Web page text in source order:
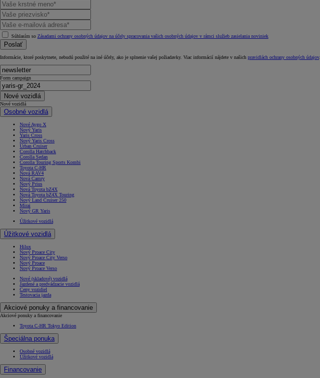
Od16 690 €
Súhlasím so Zásadami ochrany osobných údajov na účely spracovania vašich osobných údajov v rámci služieb zasielania noviniek
Poslať
Informácie, ktoré poskytnete, nebudú použité na iné účely, ako je splnenie vašej požiadavky. Viac informácií nájdete v našich pravidlách ochrany osobných údajov.
Form campaign
Nové vozidlá
Nové vozidlá
Osobné vozidlá
Nové Aygo X
Nový Yaris
Yaris Cross
Nový Yaris Cross
Urban Cruiser
Corolla Hatchback
Corolla Sedan
Corolla Touring Sports Kombi
Toyota C-HR
Nová RAV4
Nová Camry
Nový Prius
Nová Toyota bZ4X
Nová Toyota bZ4X Touring
Nový Land Cruiser 250
Mirai
Nový GR Yaris
Úžitkové vozidlá
Úžitkové vozidlá
Hilux
Nový Proace City
Nový Proace City Verso
Nový Proace
Nový Proace Verso
Nové (skladové) vozidlá
Jazdené a predvádzacie vozidlá
Ceny vozidiel
Testovacia jazda
Akciové ponuky a financovanie
Akciové ponuky a financovanie
Toyota C-HR Tokyo Edition
Špeciálna ponuka
Osobné vozidlá
Úžitkové vozidlá
Financovanie